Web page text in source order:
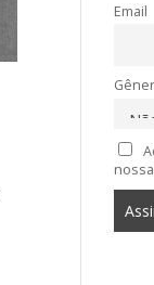
Email